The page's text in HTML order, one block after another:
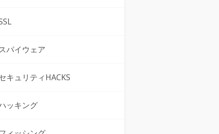
パイウェア
キュリティHACKS
ッキング